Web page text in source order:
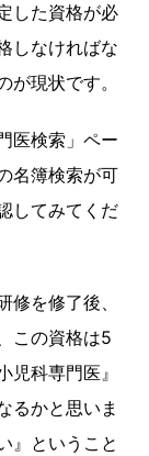
した資格が必
しなければな
現状です。
医検索」ペー
名簿検索が可
してみてくだ
を修了後、
この資格は5
科専門医』
るかと思いま
』ということ